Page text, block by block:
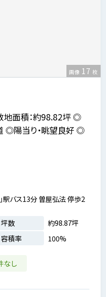
画像 17 枚
面積：約98.82坪 ◎
◎陽当り・眺望良好 ◎
駅バス13分 曽屋弘法 停歩2
坪数
約98.87坪
容積率 100%
なし